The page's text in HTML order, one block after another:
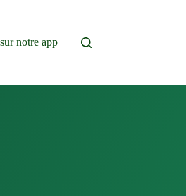
notre app